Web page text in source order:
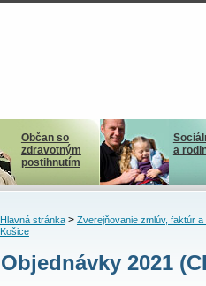
Občan so
zdravotným
postihnutím
a
Hlavná stránka> Zverejňovanie zmlúv, faktúr a
Košice
Objednávky 2021